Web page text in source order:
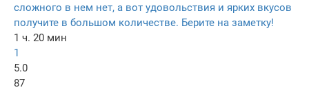
сложного в нем нет, а вот удовольствия и ярких вкусов
получите в большом количестве. Берите на заметку!
1 ч. 20 мин
1
5.0
87